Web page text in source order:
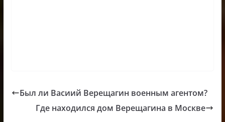
Был ли Bасиий Верещагин военным агентом?
Где находился дом Верещагина в Москве